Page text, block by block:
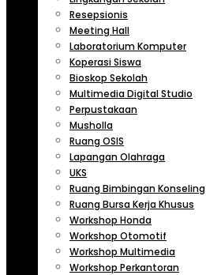
Resepsionis
Meeting Hall
Laboratorium Komputer
Koperasi Siswa
Bioskop Sekolah
Multimedia Digital Studio
Perpustakaan
Musholla
Ruang OSIS
Lapangan Olahraga
UKS
Ruang Bimbingan Konseling
Ruang Bursa Kerja Khusus
Workshop Honda
Workshop Otomotif
Workshop Multimedia
Workshop Perkantoran